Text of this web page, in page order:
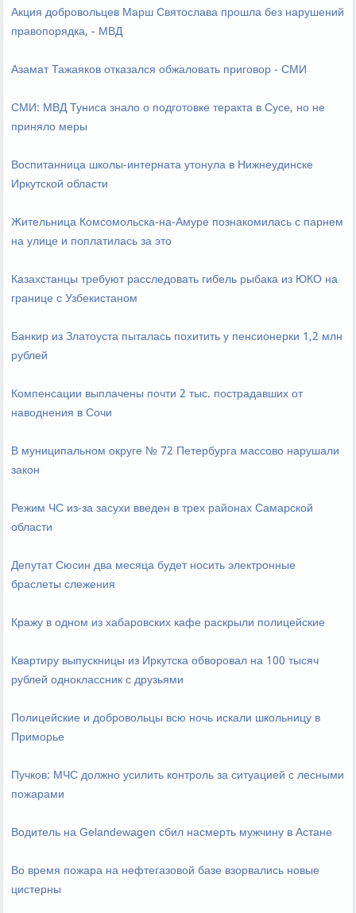
Акция добровольцев Марш Святослава прошла без нарушений
правопорядка, - МВД
Азамат Тажаяков отказался обжаловать приговор - СМИ
СМИ: МВД Туниса знало о подготовке теракта в Сусе, но не
приняло меры
Воспитанница школы-интерната утонула в Нижнеудинске
Иркутской области
Жительница Комсомольска-на-Амуре познакомилась с парнем
на улице и поплатилась за это
Казахстанцы требуют расследовать гибель рыбака из ЮКО на
границе с Узбекистаном
Банкир из Златоуста пыталась похитить у пенсионерки 1,2 млн
рублей
Компенсации выплачены почти 2 тыс. пострадавших от
наводнения в Сочи
В муниципальном округе № 72 Петербурга массово нарушали
закон
Режим ЧС из-за засухи введен в трех районах Самарской
области
Депутат Сюсин два месяца будет носить электронные
браслеты слежения
Кражу в одном из хабаровских кафе раскрыли полицейские
Квартиру выпускницы из Иркутска обворовал на 100 тысяч
рублей одноклассник с друзьями
Полицейские и добровольцы всю ночь искали школьницу в
Приморье
Пучков: МЧС должно усилить контроль за ситуацией с лесными
пожарами
Водитель на Gelandewagen сбил насмерть мужчину в Астане
Во время пожара на нефтегазовой базе взорвались новые
цистерны